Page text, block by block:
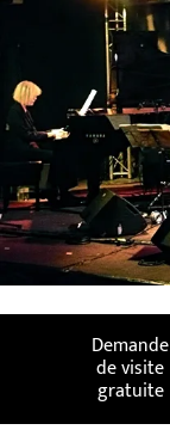
Demande
de visite
gratuite